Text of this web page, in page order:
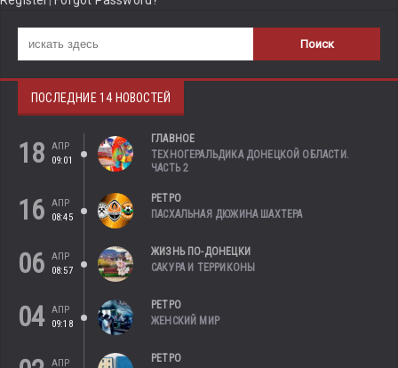
ПОСЛЕДНИЕ 14 НОВОСТЕЙ
18
АПР
09:01
ГЛАВНОЕ
ТЕХНОГЕРАЛЬДИКА ДОНЕЦКОЙ ОБЛАСТИ.
ЧАСТЬ 2
16
АПР
08:45
РЕТРО
ПАСХАЛЬНАЯ ДЮЖИНА ШАХТЕРА
06
АПР
08:57
ЖИЗНЬ ПО-ДОНЕЦКИ
САКУРА И ТЕРРИКОНЫ
04 АПР
09:18
РЕТРО
ЖЕНСКИЙ МИР
АПР
РЕТРО